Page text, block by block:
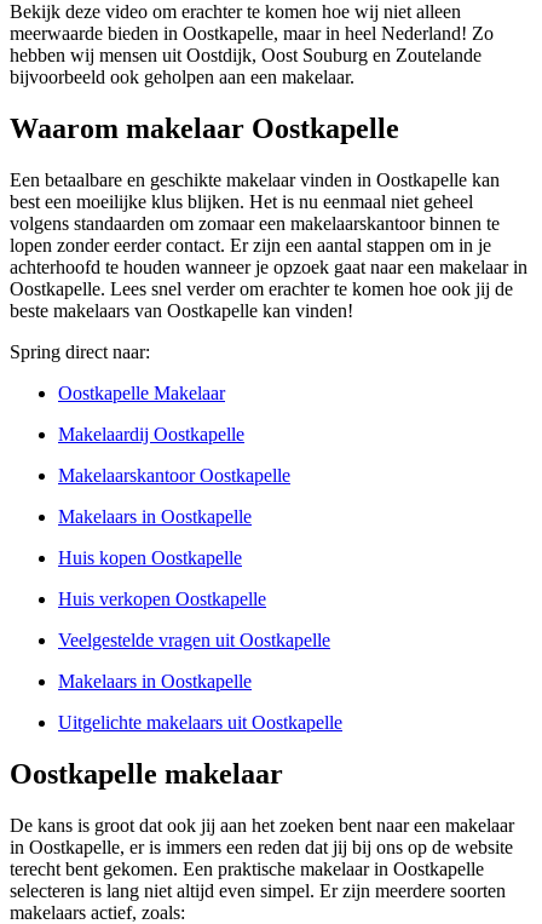
Bekijk deze video om erachter te komen hoe wij niet alleen
meerwaarde bieden in Oostkapelle, maar in heel Nederland! Zo
hebben wij mensen uit Oostdijk, Oost Souburg en Zoutelande
bijvoorbeeld ook geholpen aan een makelaar.
Waarom makelaar Oostkapelle
Een betaalbare en geschikte makelaar vinden in Oostkapelle kan
best een moeilijke klus blijken. Het is nu eenmaal niet geheel
volgens standaarden om zomaar een makelaarskantoor binnen te
lopen zonder eerder contact. Er zijn een aantal stappen om in je
achterhoofd te houden wanneer je opzoek gaat naar een makelaar in
Oostkapelle. Lees snel verder om erachter te komen hoe ook jij de
beste makelaars van Oostkapelle kan vinden!
Spring direct naar:
Oostkapelle Makelaar
Makelaardij Oostkapelle
Makelaarskantoor Oostkapelle
Makelaars in Oostkapelle
Huis kopen Oostkapelle
Huis verkopen Oostkapelle
Veelgestelde vragen uit Oostkapelle
Makelaars in Oostkapelle
Uitgelichte makelaars uit Oostkapelle
Oostkapelle makelaar
De kans is groot dat ook jij aan het zoeken bent naar een makelaar
in Oostkapelle, er is immers een reden dat jij bij ons op de website
terecht bent gekomen. Een praktische makelaar in Oostkapelle
selecteren is lang niet altijd even simpel. Er zijn meerdere soorten
makelaars actief, zoals: